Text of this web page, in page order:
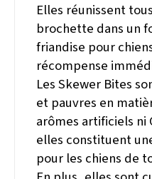
Elles réunissent
brochette dans un
friandise pour
récompense
Les Skewer Bites
et pauvres en
arômes artificiels ni
elles constituent
pour les chiens de